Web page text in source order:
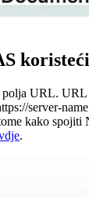
polja URL. URL
server-
kako
.